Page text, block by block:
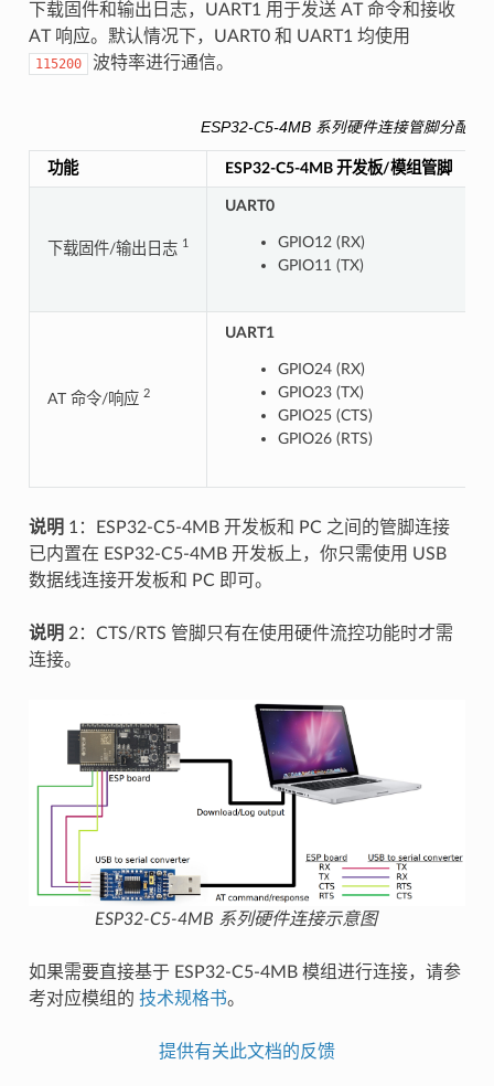
下载固件和输出日志，UART1 用于发送 AT 命令和接收
AT 响应。默认情况下，UART0 和 UART1 均使用
115200 波特率进行通信。
ESP32-C5-4MB 系列硬件连接管脚分配
功能 ESP32-C5-4MB 开发板/模组管脚
下载固件/输出日志 1
UART0
GPIO12 (RX)
GPIO11 (TX)
AT 命令/响应 2
UART1
GPIO24 (RX)
GPIO23 (TX)
GPIO25 (CTS)
GPIO26 (RTS)
说明 1：ESP32-C5-4MB 开发板和 PC 之间的管脚连接
已内置在 ESP32-C5-4MB 开发板上，你只需使用 USB
数据线连接开发板和 PC 即可。
说明 2：CTS/RTS 管脚只有在使用硬件流控功能时才需
连接。
ESP32-C5-4MB 系列硬件连接示意图
如果需要直接基于 ESP32-C5-4MB 模组进行连接，请参
考对应模组的 技术规格书。
提供有关此文档的反馈